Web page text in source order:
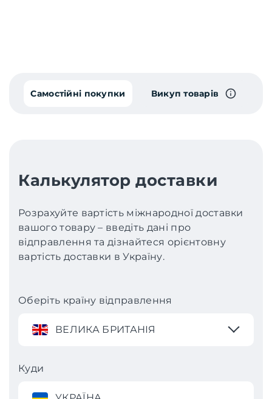
Самостійні покупки Викуп товарів
Калькулятор доставки
Розрахуйте вартість міжнародної доставки
вашого товару – введіть дані про
відправлення та дізнайтеся орієнтовну
вартість доставки в Україну.
Оберіть країну відправлення
ВЕЛИКА БРИТАНІЯ
Куди